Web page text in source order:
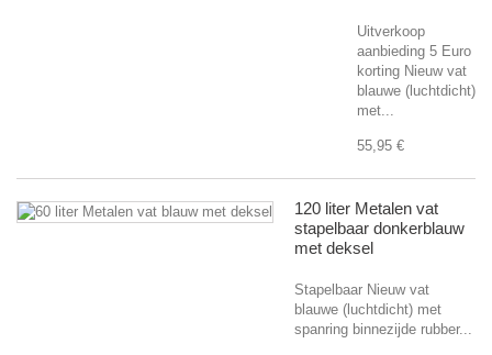
Uitverkoop
aanbieding 5 Euro
korting Nieuw vat
blauwe (luchtdicht)
met...
55,95 €
120 liter Metalen vat
stapelbaar donkerblauw
met deksel
Stapelbaar Nieuw vat
blauwe (luchtdicht) met
spanring binnezijde rubber...